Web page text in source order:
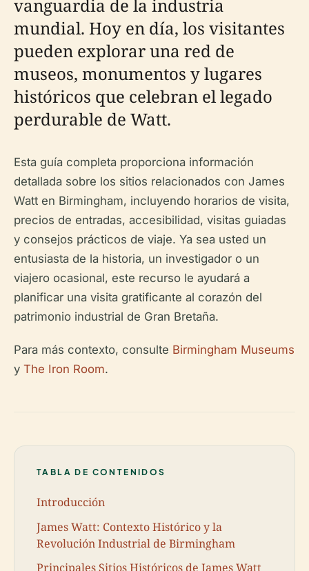
vanguardia de la industria
mundial. Hoy en día, los visitantes
pueden explorar una red de
museos, monumentos y lugares
históricos que celebran el legado
perdurable de Watt.
Esta guía completa proporciona información
detallada sobre los sitios relacionados con James
Watt en Birmingham, incluyendo horarios de visita,
precios de entradas, accesibilidad, visitas guiadas
y consejos prácticos de viaje. Ya sea usted un
entusiasta de la historia, un investigador o un
viajero ocasional, este recurso le ayudará a
planificar una visita gratificante al corazón del
patrimonio industrial de Gran Bretaña.
Para más contexto, consulte Birmingham Museums
y The Iron Room.
TABLA DE CONTENIDOS
Introducción
James Watt: Contexto Histórico y la
Revolución Industrial de Birmingham
Principales Sitios Históricos de James Watt